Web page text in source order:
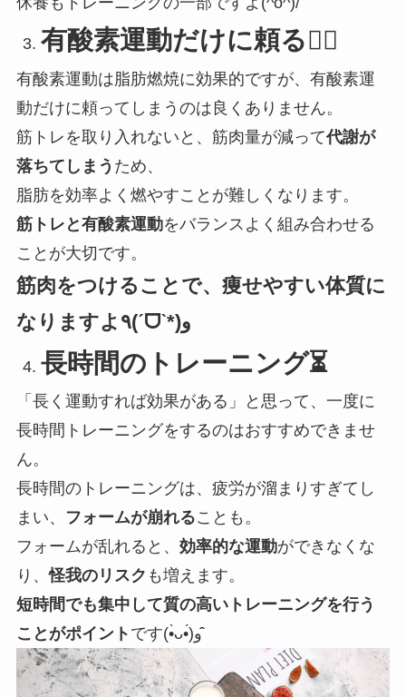
有酸素運動だけに頼る🏃‍♂️
有酸素運動は脂肪燃焼に効果的ですが、有酸素運
動だけに頼ってしまうのは良くありません。
筋トレを取り入れないと、筋肉量が減って代謝が
落ちてしまう ため、
脂肪を効率よく燃やすことが難しくなります。
筋トレと有酸素運動をバランスよく組み合わせる
ことが大切です。
筋肉をつけることで、痩せやすい体質に
なりますよ٩(ˊᗜˋ*)و
長時間のトレーニング⏳
「長く運動すれば効果がある」と思って、一度に
長時間トレーニングをするのはおすすめできませ
ん。
長時間のトレーニングは、疲労が溜まりすぎてし
まい、
フォームが崩れることも。
フォームが乱れると、 効率的な運動ができなくな
り、怪我のリスク も増えます。
短時間でも集中して質の高いトレーニングを行う
ことがポイント
です(•̀ᴗ•́)و ̑̑